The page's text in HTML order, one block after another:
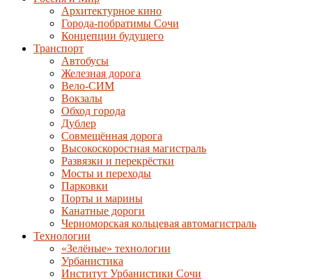
Архитектурное кино
Города-побратимы Сочи
Концепции будущего
Транспорт
Автобусы
Железная дорога
Вело-СИМ
Вокзалы
Обход города
Дублер
Совмещённая дорога
Высокоскоростная магистраль
Развязки и перекрёстки
Мосты и переходы
Парковки
Порты и марины
Канатные дороги
Черноморская кольцевая автомагистраль
Технологии
«Зелёные» технологии
Урбанистика
Институт Урбанистики Сочи